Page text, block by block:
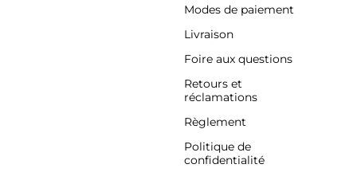
Modes de paiement
Livraison
Foire aux questions
Retours et
réclamations
Règlement
Politique de
confidentialité